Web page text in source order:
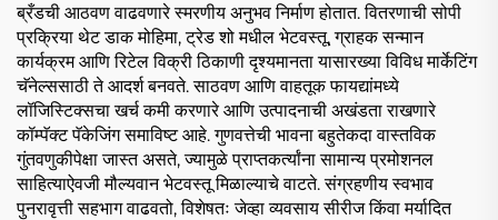
ब्रँडची आठवण वाढवणारे स्मरणीय अनुभव निर्माण होतात. वितरणाची सोपी
प्रक्रिया थेट डाक मोहिमा, ट्रेड शो मधील भेटवस्तू, ग्राहक सन्मान
कार्यक्रम आणि रिटेल विक्री ठिकाणी दृश्यमानता यासारख्या विविध मार्केटिंग
चॅनेल्ससाठी ते आदर्श बनवते. साठवण आणि वाहतूक फायद्यांमध्ये
लॉजिस्टिक्सचा खर्च कमी करणारे आणि उत्पादनाची अखंडता राखणारे
कॉम्पॅक्ट पॅकेजिंग समाविष्ट आहे. गुणवत्तेची भावना बहुतेकदा वास्तविक
गुंतवणुकीपेक्षा जास्त असते, ज्यामुळे प्राप्तकर्त्यांना सामान्य प्रमोशनल
साहित्याऐवजी मौल्यवान भेटवस्तू मिळाल्याचे वाटते. संग्रहणीय स्वभाव
पुनरावृत्ती सहभाग वाढवतो, विशेषतः जेव्हा व्यवसाय सीरीज किंवा मर्यादित